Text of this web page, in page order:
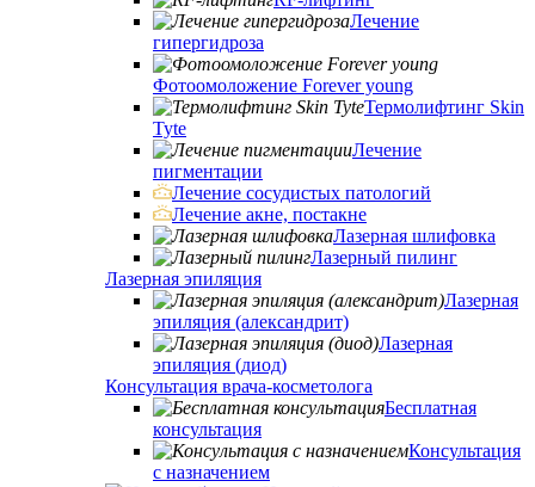
Лечение
гипергидроза
Фотоомоложение Forever young
Термолифтинг Skin
Tyte
Лечение
пигментации
Лечение сосудистых патологий
Лечение акне, постакне
Лазерная шлифовка
Лазерный пилинг
Лазерная эпиляция
Лазерная
эпиляция (александрит)
Лазерная
эпиляция (диод)
Консультация врача-косметолога
Бесплатная
консультация
Консультация
с назначением